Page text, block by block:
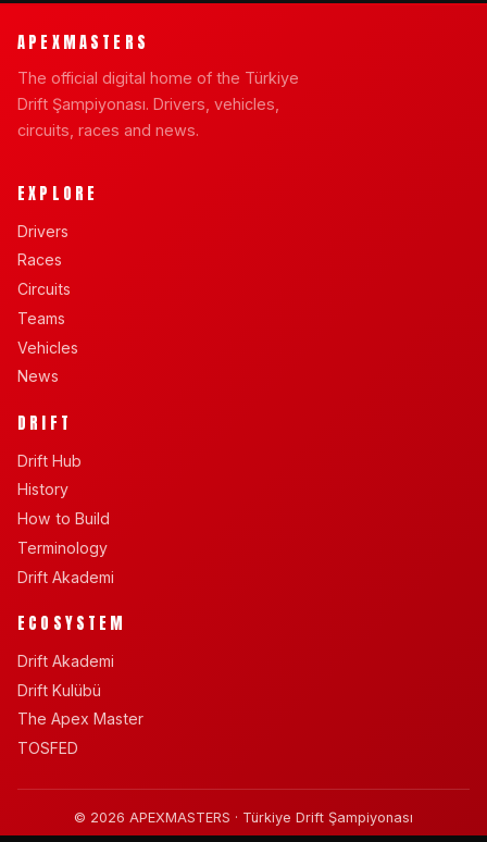
APEXMASTERS
The official digital home of the Türkiye
Drift Şampiyonası. Drivers, vehicles,
circuits, races and news.
EXPLORE
Drivers
Races
Circuits
Teams
Vehicles
News
DRIFT
Drift Hub
History
How to Build
Terminology
Drift Akademi
ECOSYSTEM
Drift Akademi
Drift Kulübü
The Apex Master
TOSFED
© 2026 APEXMASTERS · Türkiye Drift Şampiyonası